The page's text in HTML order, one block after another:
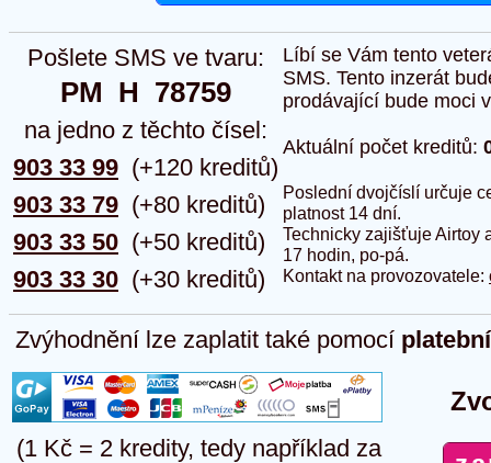
Pošlete SMS ve tvaru:
PM  H  78759
na jedno z těchto čísel:
903 33 99
903 33 79
903 33 50
903 33 30
(+120 kreditů)
(+80 kreditů)
(+50 kreditů)
(+30 kreditů)
Líbí se Vám tento
SMS. Tento inzerát
prodávající bude moci
Aktuální počet kreditů:
Poslední dvojčíslí určuje
platnost 14 dní.
Technicky zajišťuje Airtoy
17 hodin, po-pá.
Kontakt na provozovatele:
Zvýhodnění lze zaplatit také pomocí
(1 Kč = 2 kredity, tedy například za